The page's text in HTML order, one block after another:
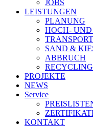
JOBS
LEISTUNGEN
PLANUNG
HOCH-
SAND &
ABBRUCH
RECYCLING
PROJEKTE
NEWS
Service
KONTAKT